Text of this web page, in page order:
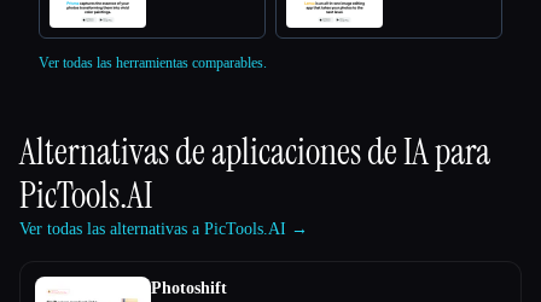
Ver todas las herramientas comparables.
Alternativas de aplicaciones de IA para
PicTools.AI
Ver todas las alternativas a PicTools.AI →
Photoshift